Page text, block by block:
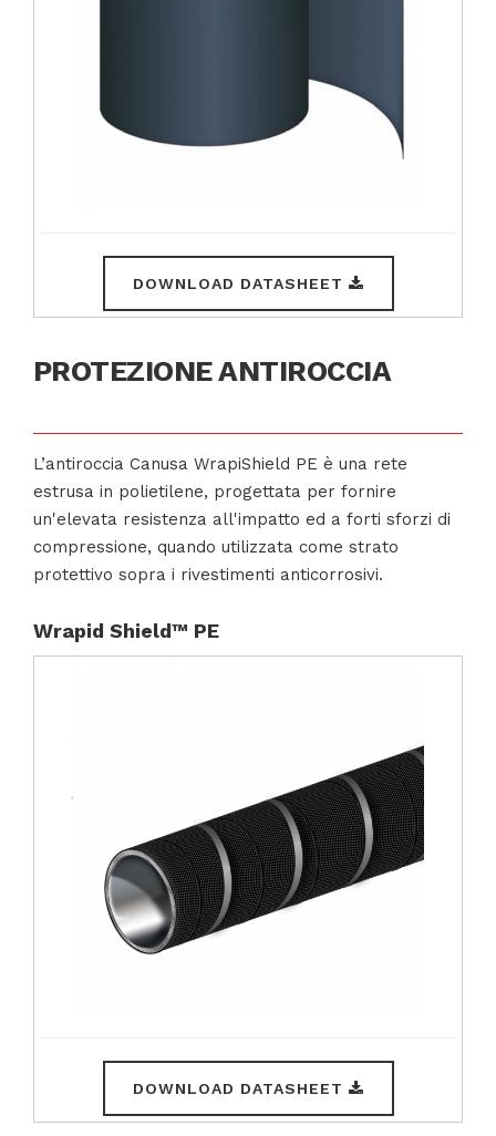
DOWNLOAD DATASHEET
PROTEZIONE ANTIROCCIA
L’antiroccia Canusa WrapiShield PE è una rete
estrusa in polietilene, progettata per fornire
un'elevata resistenza all'impatto ed a forti sforzi di
compressione, quando utilizzata come strato
protettivo sopra i rivestimenti anticorrosivi.
Wrapid Shield™ PE
DOWNLOAD DATASHEET